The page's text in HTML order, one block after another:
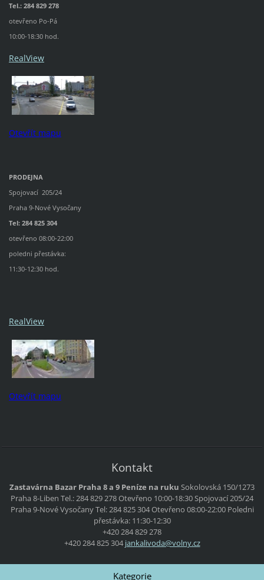
Tel.: 284 829 278
otevřeno Po-Pá
10:00-18:30 hod.
RealView
Otevřít mapu
PRODEJNA
Spojovací 205/24
Praha 9-Nové Vysočany
Tel: 284 825 304
otevřeno 08:00-22:00
poledni přestávka:
11:30-12:30 hod.
RealView
Otevřít mapu
Kontakt
Zastavárna Bazar Praha 8 a 9 Peníze na ruku Sokolovská 150/1273
Praha 8-Liben Tel.: 284 829 278Otevřeno 10:00-18:30Spojovací 205/24
Praha 9-Nové VysočanyTel: 284 825 304Otevřeno 08:00-22:00Poledni
přestávka: 11:30-12:30
+420 284 829 278
+420 284 825 304jankalivoda@volny.cz
Kategorie